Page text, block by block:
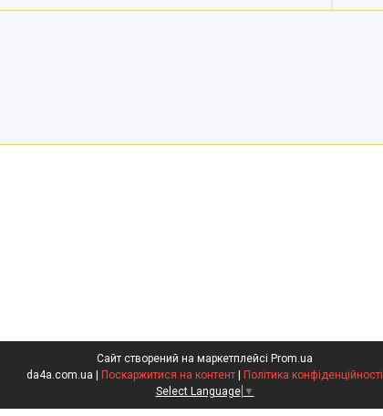
Сайт створений на маркетплейсі Prom.ua
da4a.com.ua | Поскаржитися на контент | Політика конфіденційності
Select Language ▼